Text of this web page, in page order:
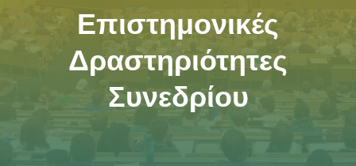
Επιστημονικές
Δραστηριότητες
Συνεδρίου